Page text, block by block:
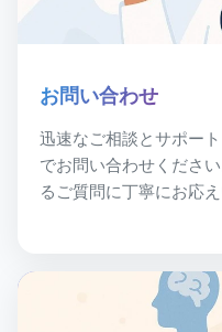
お問い合わせ
迅速なご相談とサポー
でお問い合わせくださ
るご質問に丁寧にお応え